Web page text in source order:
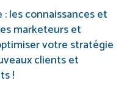
les connaissances et
marketeurs et
votre stratégie
clients et
!